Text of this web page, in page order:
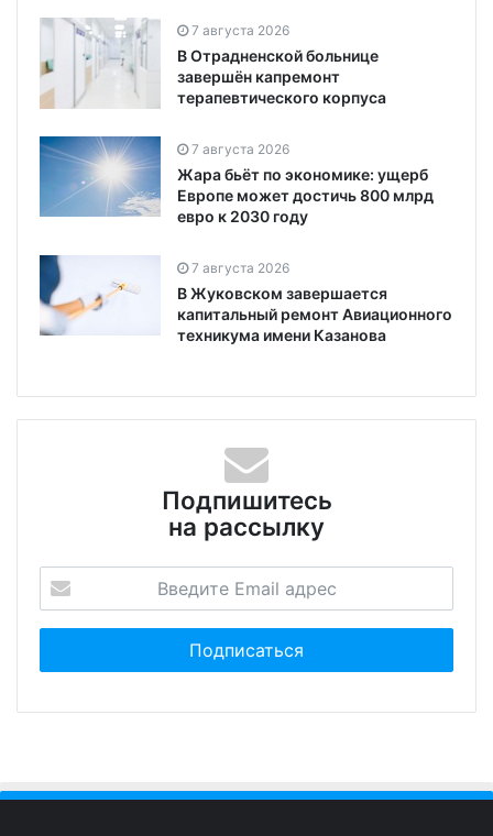
7 августа 2026
В Отрадненской больнице
завершён капремонт
терапевтического корпуса
7 августа 2026
Жара бьёт по экономике: ущерб
Европе может достичь 800 млрд
евро к 2030 году
7 августа 2026
В Жуковском завершается
капитальный ремонт Авиационного
техникума имени Казанова
Подпишитесь
на рассылку